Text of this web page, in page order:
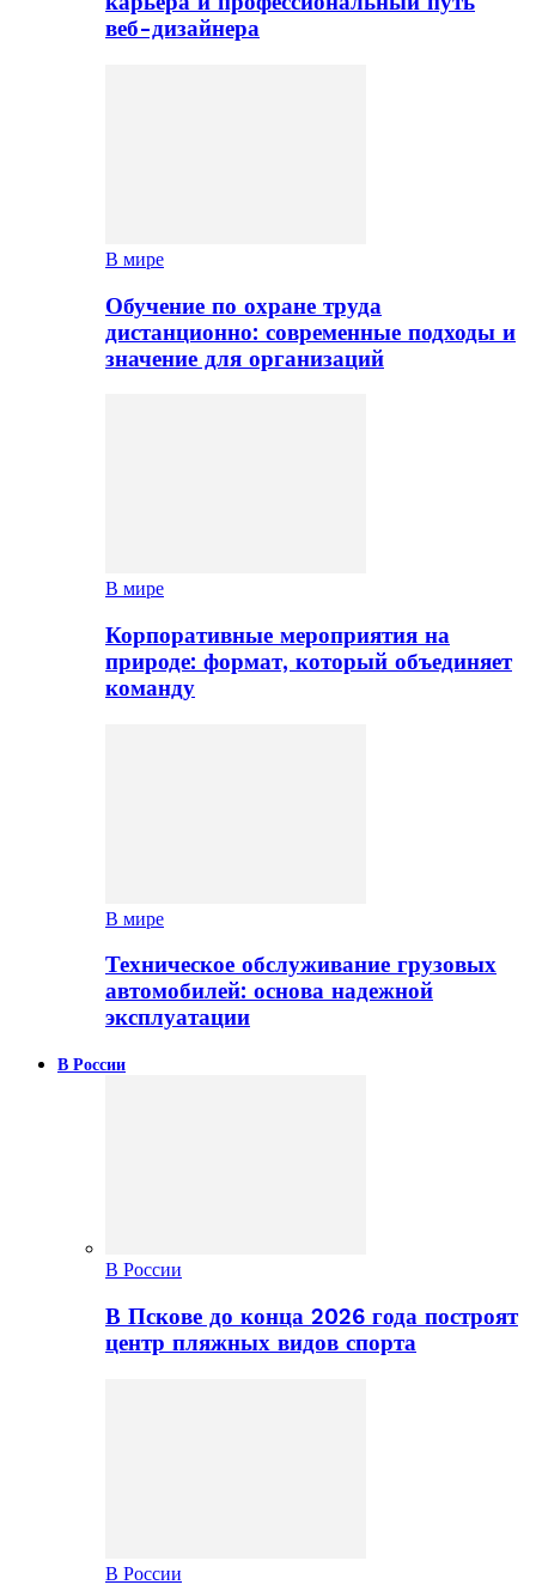
веб-дизайнера
В мире
Обучение по охране труда
дистанционно: современные подходы и
значение для организаций
В мире
Корпоративные мероприятия на
природе: формат, который объединяет
команду
В мире
Техническое обслуживание грузовых
автомобилей: основа надежной
эксплуатации
В России
В России
В Пскове до конца 2026 года построят
центр пляжных видов спорта
В России